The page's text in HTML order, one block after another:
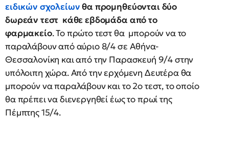
ειδικών σχολείωνθα προμηθεύονται δύο
δωρεάν τεστ κάθε εβδομάδα από το
φαρμακείο. Το πρώτο τεστ θα μπορούν να το
παραλάβουν από αύριο 8/4 σε Αθήνα-
Θεσσαλονίκη και από την Παρασκευή 9/4 στην
υπόλοιπη χώρα. Από την ερχόμενη Δευτέρα θα
μπορούν να παραλάβουν και το 2ο τεστ, το οποίο
θα πρέπει να διενεργηθεί έως το πρωί της
Πέμπτης 15/4.